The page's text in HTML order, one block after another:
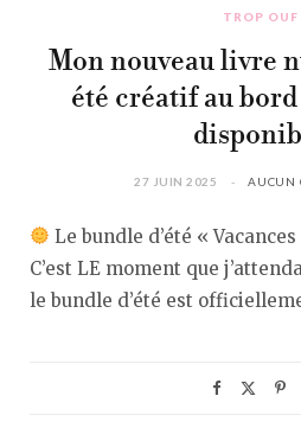
TROP OUF
Mon nouveau livre
été créatif au bord
27 JUIN 2025 AUCUN
Le bundle d’été «
C’est LE moment que
le bundle d’été est